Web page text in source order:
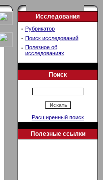
Исследования
· Рубрикатор
· Поиск исследований
· Полезное об
исследованиях
Поиск
Расширенный поиск
Полезные ссылки